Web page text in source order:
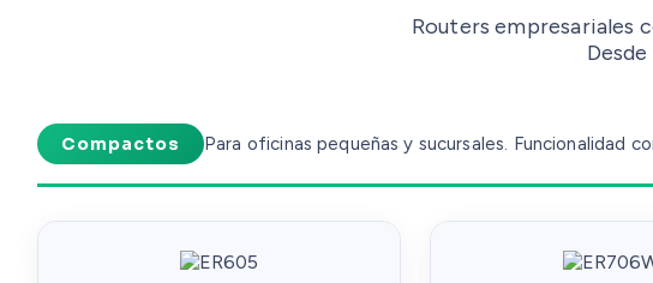
Routers empresariales
Compactos Para oficinas pequeñas y sucursales. Funcionalidad